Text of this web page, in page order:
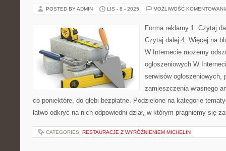
POSTED BY ADMIN LIS - 8 - 2025 MOŻLIWOŚĆ
Forma reklamy 1. Czytaj
Czytaj dalej 4. Więcej na
W Internecie możemy
ogłoszeniowych W
serwisów
zamieszczenia własnego
co poniektóre, do głębi bezpłatne. Podzielone na kategorie
łatwo odkryć na nich odpowiedni dział, w którym pragniemy się
CATEGORIES: RESTAURACJE Z WYRÓŻNIENIEM MICHELIN